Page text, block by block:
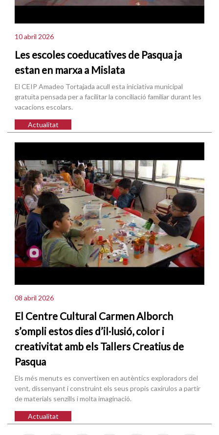
10 abril 2026
Les escoles coeducatives de Pasqua ja
estan en marxa a Mislata
El CEIP Amadeo Tortajada acull esta iniciativa municipal
gratuïta pensada per a facilitar la conciliació familiar durant les
vacacions escolars.
Actualitat
08 abril 2026
El Centre Cultural Carmen Alborch
s’ompli estos dies d’il·lusió, color i
creativitat amb els Tallers Creatius de
Pasqua
Els més menuts es convertixen en autèntics exploradors del
vent, dissenyant i construint els seus propis caxirulos a partir
de materials senzills i molta imaginació.
Actualitat